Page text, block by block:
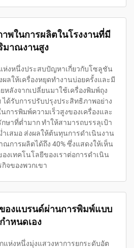
พในการผลิตในโรงงานที่มี
มาณงานสูง
งหนึ่งประสบปัญหาเกี่ยวกับโซลูชัน
ลให้เครื่องหยุดทำงานบ่อยครั้งและมี
ลังจากเปลี่ยนมาใช้เครื่องพิมพ์ถุง
ได้รับการปรับปรุงประสิทธิภาพอย่าง
การพิมพ์ความเร็วสูงของเครื่องและ
ษาที่ต่ำมาก ทำให้สามารถบรรลุเป้า
เสมอ ส่งผลให้ต้นทุนการดำเนินงาน
ณการผลิตได้ถึง 40% ซึ่งแสดงให้เห็น
งเทคโนโลยีของเราต่อการดำเนิน
กิจของพวกเขา
งแบรนด์ผ่านการพิมพ์แบบ
กำหนดเอง
ห่งหนึ่งมุ่งแสวงหาการยกระดับอัต